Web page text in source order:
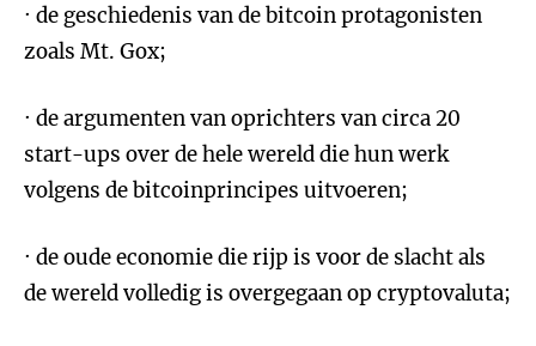
· de geschiedenis van de bitcoin protagonisten
zoals Mt. Gox;
· de argumenten van oprichters van circa 20
start-ups over de hele wereld die hun werk
volgens de bitcoinprincipes uitvoeren;
· de oude economie die rijp is voor de slacht als
de wereld volledig is overgegaan op cryptovaluta;